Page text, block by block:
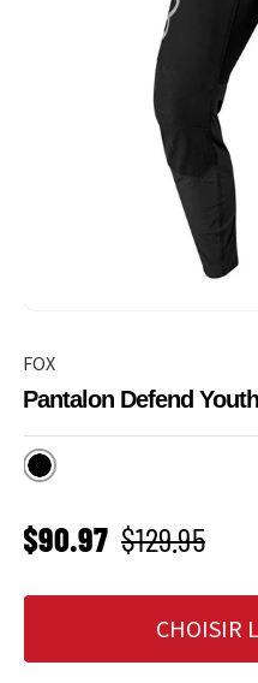
FOX
Pantalon Defend Youth
Noir
PRIX SOLDÉ
$90.97 Prix habituel
$129.95
CHOISIR